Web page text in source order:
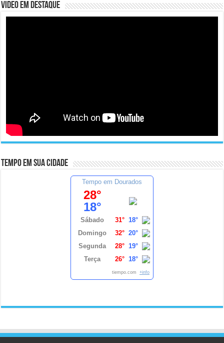
Video em Destaque
Tempo em sua cidade
Tempo em Dourados
28°
18°
Sábado 31°
18°
Domingo
32° 20°
Segunda
28°
19°
Terça
26° 18°
tiempo.com +info